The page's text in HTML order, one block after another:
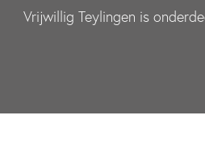
Vrijwillig Teylingen is